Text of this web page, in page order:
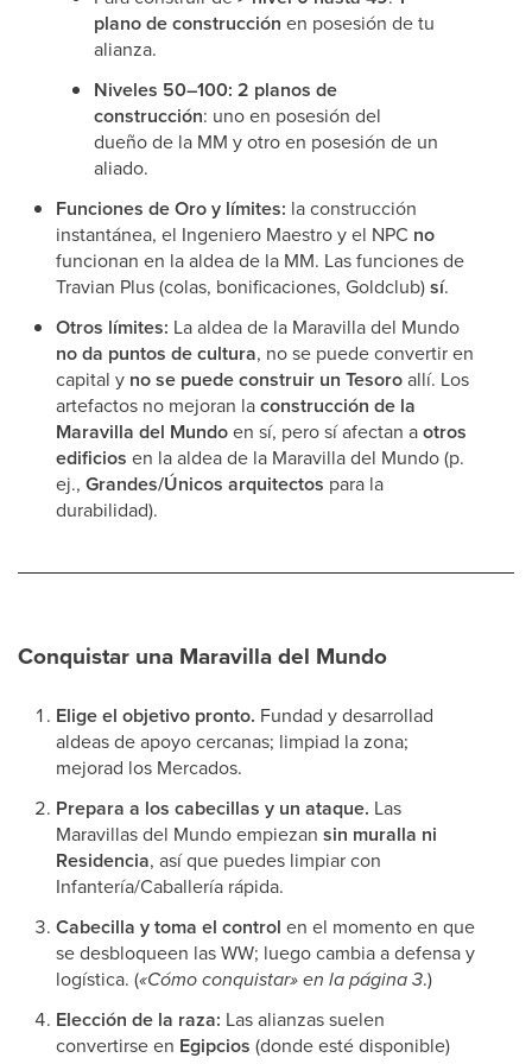
plano de construcción en posesión de tu
alianza.
Niveles 50–100: 2 planos de
construcción: uno en posesión del
dueño de la MM y otro en posesión de un
aliado.
Funciones de Oro y límites: la construcción
instantánea, el Ingeniero Maestro y el NPC no
funcionan en la aldea de la MM. Las funciones de
Travian Plus (colas, bonificaciones, Goldclub)sí.
Otros límites: La aldea de la Maravilla del Mundo
no da puntos de cultura, no se puede convertir en
capital y no se puede construir un Tesoroallí. Los
artefactos no mejoran laconstrucción de la
Maravilla del Mundoen sí, pero sí afectan aotros
edificios en la aldea de la Maravilla del Mundo (p.
ej., Grandes/Únicos arquitectos para la
durabilidad).
Conquistar una Maravilla del Mundo
Elige el objetivo pronto. Fundad y desarrollad
aldeas de apoyo cercanas; limpiad la zona;
mejorad los Mercados.
Prepara a los cabecillas y un ataque. Las
Maravillas del Mundo empiezan sin muralla ni
Residencia, así que puedes limpiar con
Infantería/Caballería rápida.
Cabecilla y toma el control en el momento en que
se desbloqueen las WW; luego cambia a defensa y
logística. («Cómo conquistar» en la página 3.)
Elección de la raza: Las alianzas suelen
convertirse en Egipcios (donde esté disponible)